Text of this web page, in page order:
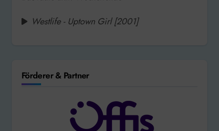
Westlife - Uptown Girl [2001]
Förderer & Partner